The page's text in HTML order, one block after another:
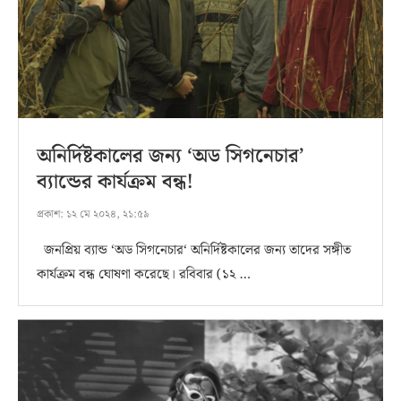
অনির্দিষ্টকালের জন্য ‘অড সিগনেচার’
ব্যান্ডের কার্যক্রম বন্ধ!
প্রকাশ: ১২ মে ২০২৪, ২১:৫৯
জনপ্রিয় ব্যান্ড ‘অড সিগনেচার‘ অনির্দিষ্টকালের জন্য তাদের সঙ্গীত
কার্যক্রম বন্ধ ঘোষণা করেছে। রবিবার (১২ …